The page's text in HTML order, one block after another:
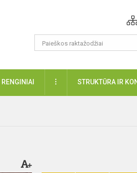
RENGINIAI DAUGIAUSTRUKTŪRA IR